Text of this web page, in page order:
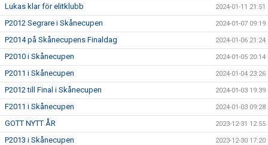
Lukas klar för elitklubb 2024-01-11 21:51
P2012 Segrare i Skånecupen 2024-01-07 09:19
P2014 på Skånecupens Finaldag 2024-01-06 21:24
P2010 i Skånecupen 2024-01-05 20:14
P2011 i Skånecupen 2024-01-04 23:26
P2012 till Final i Skånecupen 2024-01-03 19:39
F2011 i Skånecupen 2024-01-03 09:28
GOTT NYTT ÅR 2023-12-31 12:55
P2013 i Skånecupen 2023-12-30 17:20